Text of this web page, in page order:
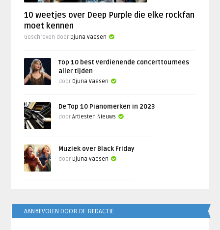
10 weetjes over Deep Purple die elke rockfan
moet kennen
Geschreven door Djuna Vaesen
Top 10 best verdienende concerttournees
aller tijden
door Djuna Vaesen
De Top 10 Pianomerken in 2023
doorArtiesten Nieuws
Muziek over Black Friday
door Djuna Vaesen
AANBEVOLEN DOOR DE REDACTIE